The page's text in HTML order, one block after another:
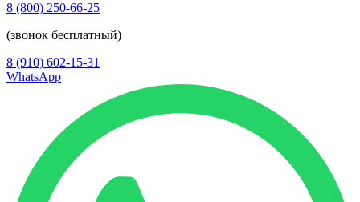
8 (800) 250-66-25
(звонок бесплатный)
8 (910) 602-15-31
WhatsApp